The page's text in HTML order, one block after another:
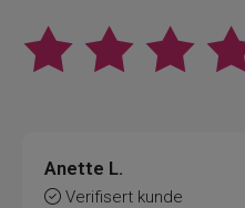
Anette L.
Verifisert kunde